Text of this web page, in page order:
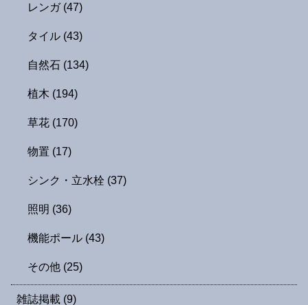
レンガ (47)
タイル (43)
自然石 (134)
植木 (194)
草花 (170)
物置 (17)
シンク・立水栓 (37)
照明 (36)
機能ポール (43)
その他 (25)
雑誌掲載 (9)